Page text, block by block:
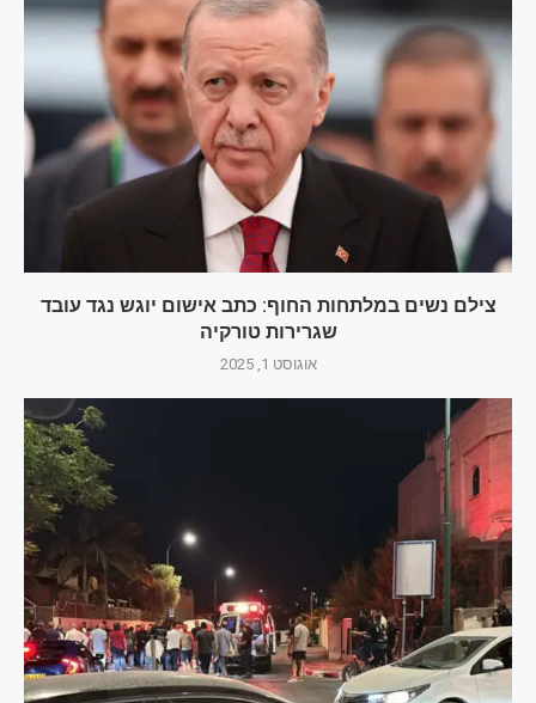
צילם נשים במלתחות החוף: כתב אישום יוגש נגד עובד
שגרירות טורקיה
אוגוסט 1, 2025